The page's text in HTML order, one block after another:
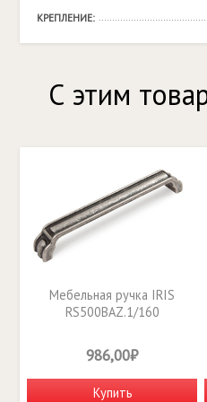
КРЕПЛЕНИЕ:
С этим
Мебельная ручка IRIS
RS500BAZ.1/160
986,00₽
Купить